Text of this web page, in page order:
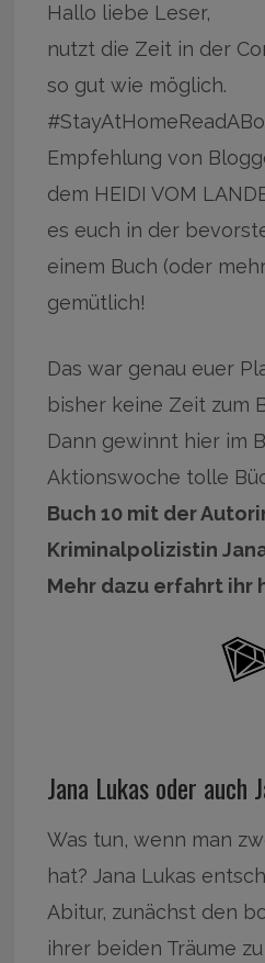
Hallo liebe Leser,
nutzt die Zeit in der
so gut wie möglich.
Empfehlung von
dem HEIDI VOM
es euch in der
einem Buch (oder
gemütlich!
Das war genau euer
bisher keine Zeit zum
Dann gewinnt hier im
Aktionswoche tolle
Buch 10 mit der
Kriminalpolizistin
Mehr dazu erfahrt ihr
Jana Lukas oder auch
Was tun, wenn man
hat? Jana Lukas
Abitur, zunächst den
ihrer beiden Träume